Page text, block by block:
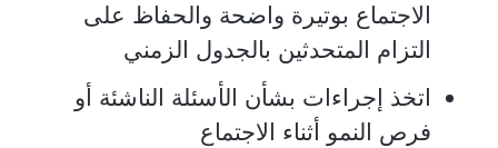
الاجتماع بوتيرة واضحة والحفاظ على
التزام المتحدثين بالجدول الزمني
اتخذ إجراءات بشأن الأسئلة الناشئة أو
فرص النمو أثناء الاجتماع